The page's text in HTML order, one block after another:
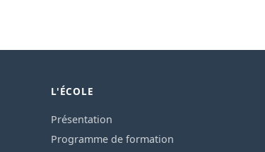
L'ÉCOLE
Présentation
Programme de formation